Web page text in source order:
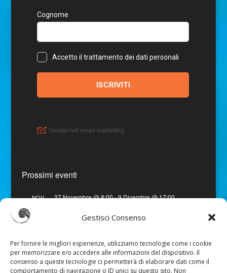
Gestisci Consenso
Per fornire le migliori esperienze, utilizziamo tecnologie come i cookie
per memorizzare e/o accedere alle informazioni del dispositivo. Il
consenso a queste tecnologie ci permetterà di elaborare dati come il
comportamento di navigazione o ID unici su questo sito. Non
Prossimi eventi
NOV 27 Novembre @ 8:00-9 Dicembre @ 17:00